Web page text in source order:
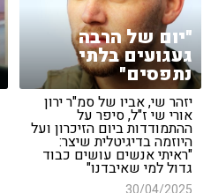
"יום של הרבה
געגועים בלתי
נתפסים"
יזהר שי, אביו של סמ"ר ירון
אורי שי ז"ל, סיפר על
ההתמודדות ביום הזיכרון ועל
היוזמה בדיגיטלית שיצר:
"ראיתי אנשים עושים כבוד
גדול למי שאיבדנו"